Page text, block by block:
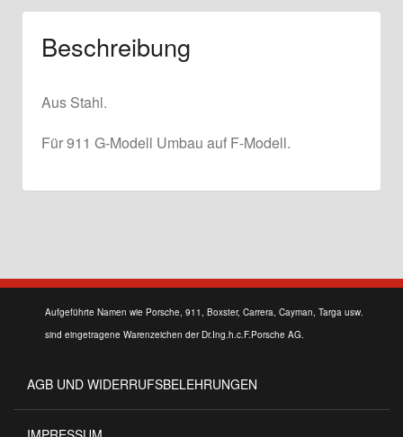
Beschreibung
Aus Stahl.
Für 911 G-Modell Umbau auf F-Modell.
Aufgeführte Namen wie Porsche, 911, Boxster, Carrera, Cayman, Targa usw.
sind eingetragene Warenzeichen der Dr.Ing.h.c.F.Porsche AG.
AGB UND WIDERRUFSBELEHRUNGEN